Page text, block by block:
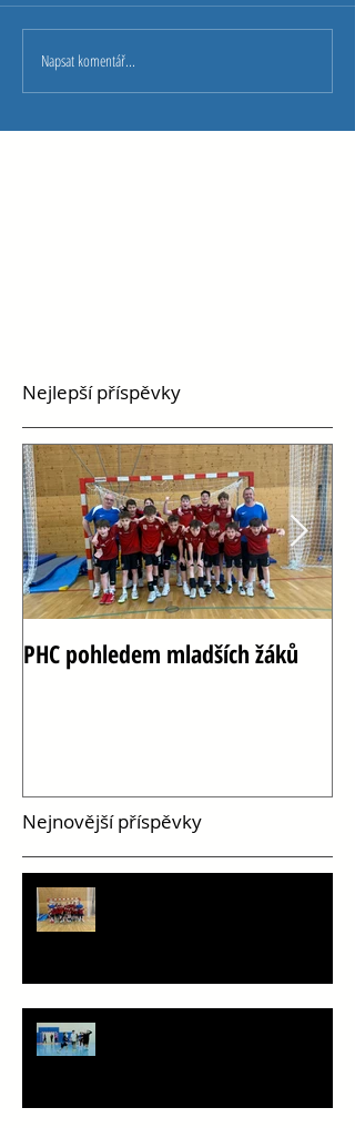
Napsat komentář...
Nejlepší příspěvky
PHC pohledem mladších žáků
Nejnovější příspěvky